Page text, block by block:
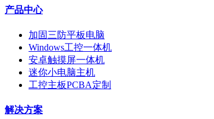
产品中心
加固三防平板电脑
Windows工控一体机
安卓触摸屏一体机
迷你小电脑主机
工控主板PCBA定制
解决方案